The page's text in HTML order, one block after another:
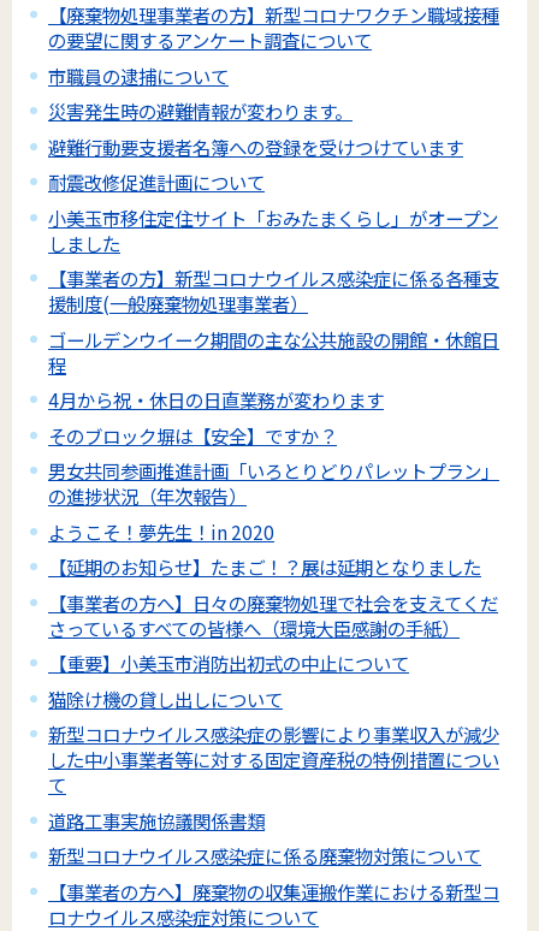
【廃棄物処理事業者の方】新型コロナワクチン職域接種
の要望に関するアンケート調査について
市職員の逮捕について
災害発生時の避難情報が変わります。
避難行動要支援者名簿への登録を受けつけています
耐震改修促進計画について
小美玉市移住定住サイト「おみたまくらし」がオープン
しました
【事業者の方】新型コロナウイルス感染症に係る各種支
援制度(一般廃棄物処理事業者）
ゴールデンウイーク期間の主な公共施設の開館・休館日
程
4月から祝・休日の日直業務が変わります
そのブロック塀は【安全】ですか？
男女共同参画推進計画「いろとりどりパレットプラン」
の進捗状況（年次報告）
ようこそ！夢先生！in 2020
【延期のお知らせ】たまご！？展は延期となりました
【事業者の方へ】日々の廃棄物処理で社会を支えてくだ
さっているすべての皆様へ（環境大臣感謝の手紙）
【重要】小美玉市消防出初式の中止について
猫除け機の貸し出しについて
新型コロナウイルス感染症の影響により事業収入が減少
した中小事業者等に対する固定資産税の特例措置につい
て
道路工事実施協議関係書類
新型コロナウイルス感染症に係る廃棄物対策について
【事業者の方へ】廃棄物の収集運搬作業における新型コ
ロナウイルス感染症対策について